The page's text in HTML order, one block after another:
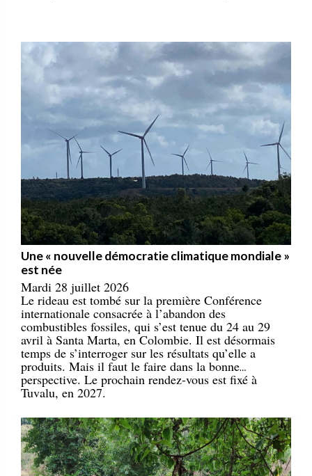
Une « nouvelle démocratie climatique mondiale »
est née
Mardi 28 juillet 2026
Le rideau est tombé sur la première Conférence
internationale consacrée à l’abandon des
combustibles fossiles, qui s’est tenue du 24 au 29
avril à Santa Marta, en Colombie. Il est désormais
temps de s’interroger sur les résultats qu’elle a
produits. Mais il faut le faire dans la bonne
perspective. Le prochain rendez-vous est fixé à
Tuvalu, en 2027.